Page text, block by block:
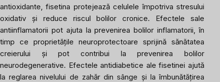
antioxidante, fisetina protejează celulele împotriva stresului
oxidativ și reduce riscul bolilor cronice. Efectele sale
antiinflamatorii pot ajuta la prevenirea bolilor inflamatorii, în
timp ce proprietățile neuroprotectoare sprijină sănătatea
creierului și pot contribui la prevenirea bolilor
neurodegenerative. Efectele antidiabetice ale fisetinei ajută
la reglarea nivelului de zahăr din sânge și la îmbunătățirea